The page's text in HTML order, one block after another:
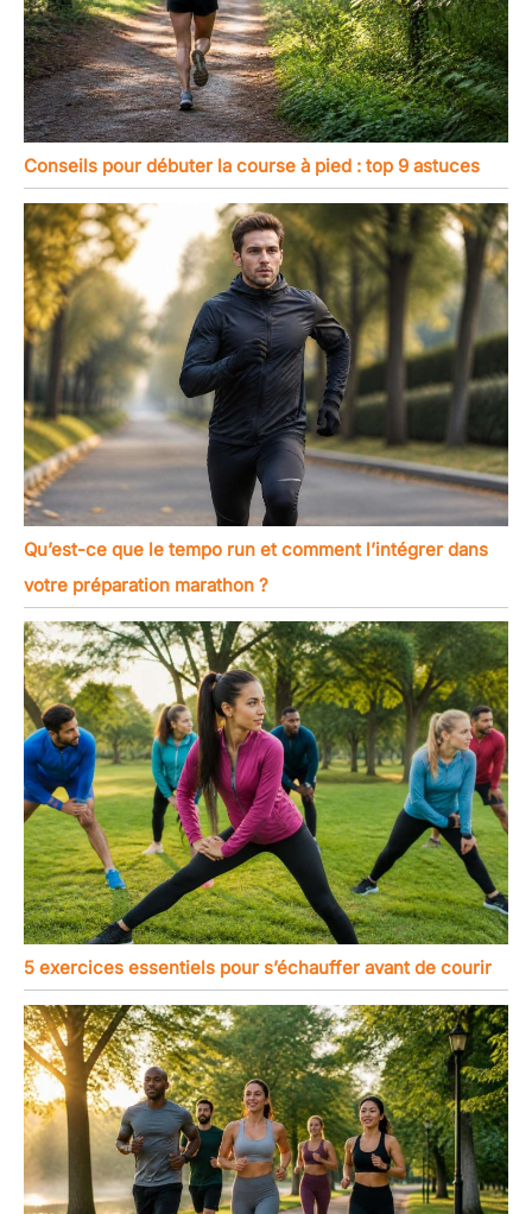
Conseils pour débuter la course à pied : top 9 astuces
Qu’est-ce que le tempo run et comment l’intégrer dans
votre préparation marathon ?
5 exercices essentiels pour s’échauffer avant de courir